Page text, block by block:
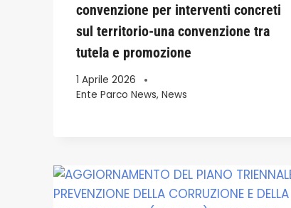
convenzione per interventi concreti
sul territorio-una convenzione tra
tutela e promozione
1 Aprile 2026
Ente Parco News, News